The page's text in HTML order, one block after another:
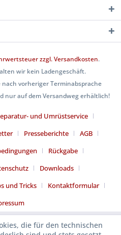
zzgl.Versandkosten.
wir kein Ladengeschäft.
vorheriger Terminabsprache
nur auf dem Versandweg erhältlich!
und Umrüstservice
Presseberichte
AGB
Rückgabe
Downloads
und Tricks
Kontaktformular
die für den technischen